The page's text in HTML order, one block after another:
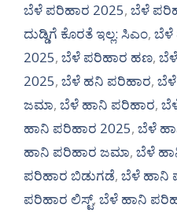
ಬೆಳೆ ಪರಿಹಾರ 2025, ಬೆಳೆ
ದುಡ್ಡಿಗೆ ಕೊರತೆ ಇಲ್ಲ: ಸಿಎಂ, ಬೆಳೆ
2025, ಬೆಳೆ ಪರಿಹಾರ ಹಣ,
2025, ಬೆಳೆ ಹನಿ ಪರಿಹಾರ,
ಜಮಾ, ಬೆಳೆ ಹಾನಿ ಪರಿಹಾರ,
ಹಾನಿ ಪರಿಹಾರ 2025, ಬೆಳೆ
ಹಾನಿ ಪರಿಹಾರ ಜಮಾ, ಬೆಳೆ
ಪರಿಹಾರ ಬಿಡುಗಡೆ, ಬೆಳೆ ಹಾನಿ
ಪರಿಹಾರ ಲಿಸ್ಟ್, ಬೆಳೆ ಹಾನಿ